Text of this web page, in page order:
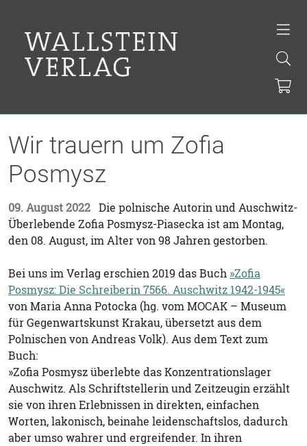
Wir trauern um Zofia
Posmysz
09. August 2022 Die polnische Autorin und Auschwitz-
Überlebende Zofia Posmysz-Piasecka ist am Montag,
den 08. August, im Alter von 98 Jahren gestorben.
Bei uns im Verlag erschien 2019 das Buch »Zofia
Posmysz: Die Schreiberin 7566. Auschwitz 1942-1945«
von Maria Anna Potocka (hg. vom MOCAK – Museum
für Gegenwartskunst Krakau, übersetzt aus dem
Polnischen von Andreas Volk). Aus dem Text zum
Buch:
»Zofia Posmysz überlebte das Konzentrationslager
Auschwitz. Als Schriftstellerin und Zeitzeugin erzählt
sie von ihren Erlebnissen in direkten, einfachen
Worten, lakonisch, beinahe leidenschaftslos, dadurch
aber umso wahrer und ergreifender. In ihren